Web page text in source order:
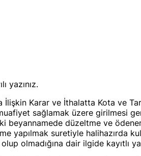
yazınız.
Karar ve İthalatta Kota ve
sağlamak üzere girilmesi
beyannamede düzeltme ve
yapılmak suretiyle halihazırda
olmadığına dair ilgide kayıtlı